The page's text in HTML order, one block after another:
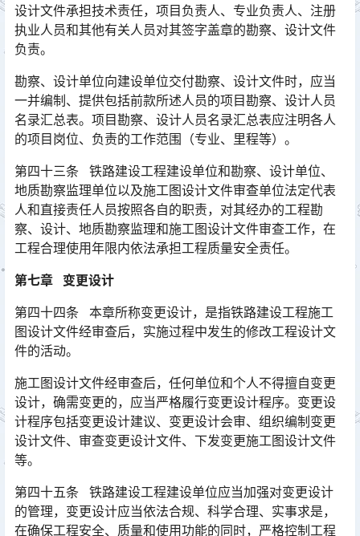
设计文件承担技术责任，项目负责人、专业负责人、注册
执业人员和其他有关人员对其签字盖章的勘察、设计文件
负责。󠅅󠅃󠄵󠅂󠄪󠇖󠆨󠆨󠇕󠆞󠆒󠅬󠇘󠆭󠆘󠇙󠆝󠅵󠇗󠆭󠆁󠄐󠇗󠅹󠅸󠇖󠆍󠅳󠇖󠅹󠅰󠇖󠆌󠅹
勘察、设计单位向建设单位交付勘察、设计文件时，应当
一并编制、提供包括前款所述人员的项目勘察、设计人员
名录汇总表。项目勘察、设计人员名录汇总表应注明各人
的项目岗位、负责的工作范围（专业、里程等）。󠅅󠅃󠄵󠅂󠄪󠇖󠆨󠆨󠇕󠆞󠆒󠅬󠇘󠆭󠆘󠇙󠆝󠅵󠇗󠆭󠆁󠄐󠇗󠅹󠅸󠇖󠆍󠅳󠇖󠅹󠅰󠇖󠆌󠅹
第四十三条 铁路建设工程建设单位和勘察、设计单位、
地质勘察监理单位以及施工图设计文件审查单位法定代表
人和直接责任人员按照各自的职责，对其经办的工程勘
察、设计、地质勘察监理和施工图设计文件审查工作，在
工程合理使用年限内依法承担工程质量安全责任。󠅅󠅃󠄵󠅂󠄪󠇖󠆨󠆨󠇕󠆞󠆒󠅬󠇘󠆭󠆘󠇙󠆝󠅵󠇗󠆭󠆁󠄐󠇗󠅹󠅸󠇖󠆍󠅳󠇖󠅹󠅰󠇖󠆌󠅹
第七章 变更设计
第四十四条 本章所称变更设计，是指铁路建设工程施工
图设计文件经审查后，实施过程中发生的修改工程设计文
件的活动。
施工图设计文件经审查后，任何单位和个人不得擅自变更
设计，确需变更的，应当严格履行变更设计程序。变更设
计程序包括变更设计建议、变更设计会审、组织编制变更
设计文件、审查变更设计文件、下发变更施工图设计文件
等。󠅅󠅃󠄵󠅂󠄪󠇖󠆨󠆨󠇕󠆞󠆒󠅬󠇘󠆭󠆘󠇙󠆝󠅵󠇗󠆭󠆁󠄐󠇗󠅹󠅸󠇖󠆍󠅳󠇖󠅹󠅰󠇖󠆌󠅹
第四十五条 铁路建设工程建设单位应当加强对变更设计
的管理，变更设计应当依法合规、科学合理、实事求是，
在确保工程安全、质量和使用功能的同时，严格控制工程